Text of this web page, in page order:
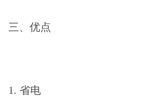
三、优点
1. 省电